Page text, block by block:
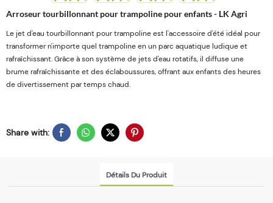
Arroseur tourbillonnant pour trampoline pour enfants - LK Agri
Le jet d'eau tourbillonnant pour trampoline est l'accessoire d'été idéal pour
transformer n'importe quel trampoline en un parc aquatique ludique et
rafraîchissant. Grâce à son système de jets d'eau rotatifs, il diffuse une
brume rafraîchissante et des éclaboussures, offrant aux enfants des heures
de divertissement par temps chaud.
Share with:
Détails Du Produit